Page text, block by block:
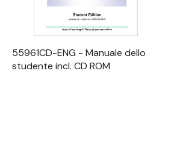
55961CD-ENG - Manuale dello
studente incl. CD ROM